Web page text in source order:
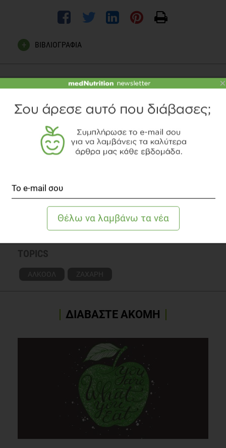
ΒΙΒΛΙΟΓΡΑΦΙΑ
Σύνδεσμος Ελληνικών Παραγωγών, Αποσταγμάτων,
ΘΕΟΔΏΡΑ ΔΉΜΟΥ
BSc, Διαιτολόγος-Διατροφολόγος
TOPICS
ΑΛΚΟΟΛ ΖΑΧΑΡΗ
ΔΙΑΒΑΣΤΕ ΑΚΟΜΗ
×